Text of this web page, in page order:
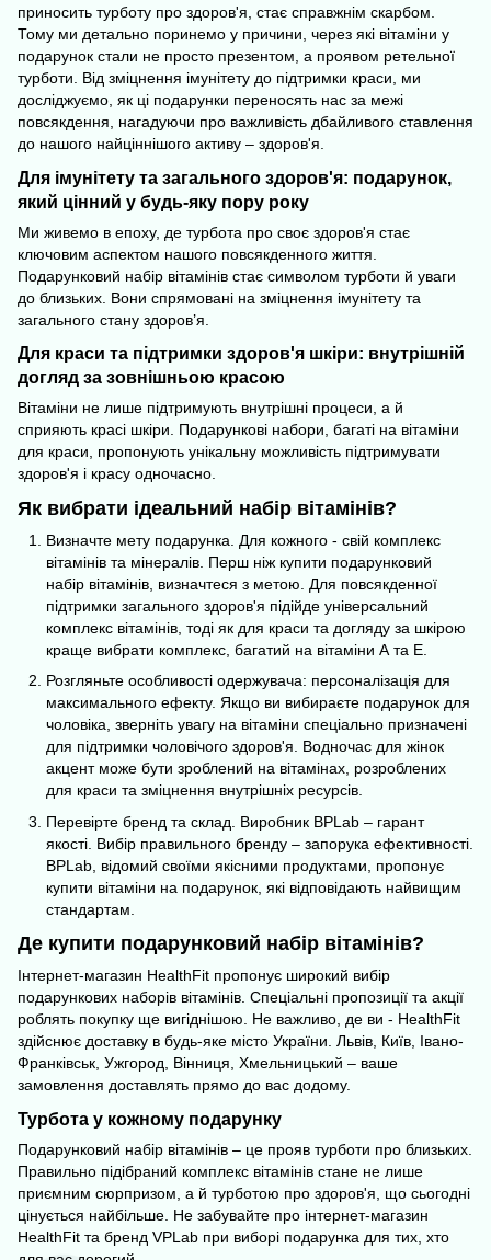
приносить турботу про здоров'я, стає справжнім скарбом.
Тому ми детально поринемо у причини, через які вітаміни у
подарунок стали не просто презентом, а проявом ретельної
турботи. Від зміцнення імунітету до підтримки краси, ми
досліджуємо, як ці подарунки переносять нас за межі
повсякдення, нагадуючи про важливість дбайливого ставлення
до нашого найціннішого активу – здоров'я.
Для імунітету та загального здоров'я: подарунок,
який цінний у будь-яку пору року
Ми живемо в епоху, де турбота про своє здоров'я стає
ключовим аспектом нашого повсякденного життя.
Подарунковий набір вітамінів стає символом турботи й уваги
до близьких. Вони спрямовані на зміцнення імунітету та
загального стану здоров’я.
Для краси та підтримки здоров'я шкіри: внутрішній
догляд за зовнішньою красою
Вітаміни не лише підтримують внутрішні процеси, а й
сприяють красі шкіри. Подарункові набори, багаті на вітаміни
для краси, пропонують унікальну можливість підтримувати
здоров'я і красу одночасно.
Як вибрати ідеальний набір вітамінів?
Визначте мету подарунка. Для кожного - свій комплекс
вітамінів та мінералів . Перш ніж купити подарунковий
набір вітамінів, визначтеся з метою. Для повсякденної
підтримки загального здоров'я підійде універсальний
комплекс вітамінів, тоді як для краси та догляду за шкірою
краще вибрати комплекс, багатий на вітаміни А та E.
Розгляньте особливості одержувача: персоналізація для
максимального ефекту. Якщо ви вибираєте подарунок для
чоловіка, зверніть увагу на вітаміни спеціально призначені
для підтримки чоловічого здоров'я. Водночас для жінок
акцент може бути зроблений на вітамінах, розроблених
для краси та зміцнення внутрішніх ресурсів.
Перевірте бренд та склад. Виробник ВPLab – гарант
якості. Вибір правильного бренду – запорука ефективності.
ВPLab, відомий своїми якісними продуктами, пропонує
купити вітаміни на подарунок, які відповідають найвищим
стандартам.
Де купити подарунковий набір вітамінів?
Інтернет-магазин HealthFit пропонує широкий вибір
подарункових наборів вітамінів. Спеціальні пропозиції та акції
роблять покупку ще вигіднішою. Не важливо, де ви - HealthFit
здійснює доставку в будь-яке місто України. Львів, Київ, Івано-
Франківськ, Ужгород, Вінниця, Хмельницький – ваше
замовлення доставлять прямо до вас додому.
Турбота у кожному подарунку
Подарунковий набір вітамінів – це прояв турботи про близьких.
Правильно підібраний комплекс вітамінів стане не лише
приємним сюрпризом, а й турботою про здоров'я, що сьогодні
цінується найбільше. Не забувайте про інтернет-магазин
HealthFit та бренд VPLab при виборі подарунка для тих, хто